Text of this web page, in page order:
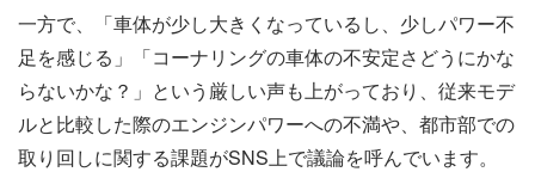
一方で、「車体が少し大きくなっているし、少しパワー不
足を感じる」「コーナリングの車体の不安定さどうにかな
らないかな？」という厳しい声も上がっており、従来モデ
ルと比較した際のエンジンパワーへの不満や、都市部での
取り回しに関する課題がSNS上で議論を呼んでいます。